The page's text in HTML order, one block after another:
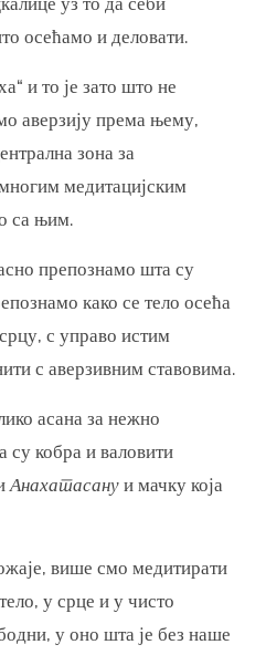
осећамо и деловати.
и то је зато што не
аверзију према њему,
зона за
медитацијским
са њим.
препознамо шта су
како се тело осећа
с управо истим
с аверзивним ставовима.
асана за нежно
су кобра и валовити
Анахатасану и мачку која
више смо медитирати
у срце и у чисто
у оно шта је без наше